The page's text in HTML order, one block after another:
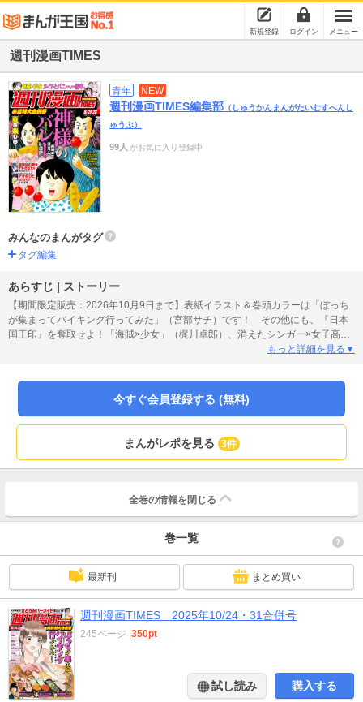
新規登録 ログイン メニュー
週刊漫画TIMES
青年 NEW
週刊漫画TIMES編集部 （しゅうかんまんがたいむすへんし
ゅうぶ）
99人 がお気に入り登録中
みんなのまんがタグ
タグ編集
あらすじ | ストーリー
【期間限定販売：2026年10月9日まで】表紙イラスト＆巻頭カラーは「ぼっち
が集まってバイキング行ってみた」（宮部サチ）です！ その他にも、『日本
国王印』を奪取せよ！「海賊×少女」（梶川卓郎）、消えたシンガー×女子高
生!?「雲上に歌いて、君を待つ。」（村田椰融）、十人十色のごちそう日誌
ンナップでお届け！ ※本作品は紙版刊行物を電子化したものです。
もっと詳細を見る▼
今すぐ会員登録する (無料)
まんがレポを見る 3件
全巻の情報を 閉じる
巻一覧
最新刊 まとめ買い
週刊漫画TIMES 2025年10/24・31合併号
245ページ |350pt
試し読み 購入する